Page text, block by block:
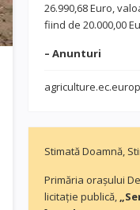
26.990,68 Euro,
fiind de 20.000,00
– Anunturi
Stimată Doamnă,
Primăria orașului
licitație publică,